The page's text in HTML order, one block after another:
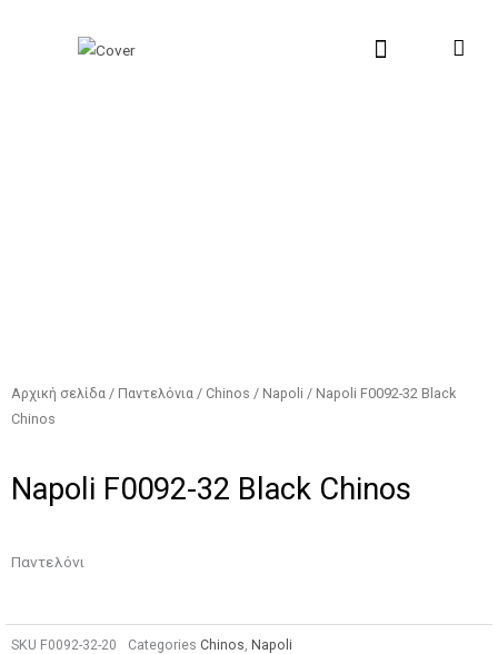
Αρχική σελίδα / Παντελόνια / Chinos / Napoli / Napoli F0092-32 Black
Chinos
Napoli F0092-32 Black Chinos
Παντελόνι
SKU F0092-32-20 Categories Chinos Napoli